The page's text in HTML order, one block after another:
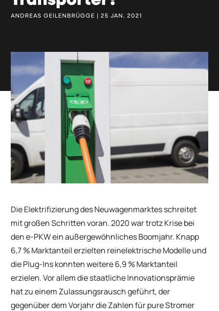
ANDREAS GEILENBRÜGGE | 25 JAN. 2021
Die Elektrifizierung des Neuwagenmarktes schreitet
mit großen Schritten voran. 2020 war trotz Krise bei
den e-PKW ein außergewöhnliches Boomjahr. Knapp
6,7 % Marktanteil erzielten reinelektrische Modelle und
die Plug-Ins konnten weitere 6,9 % Marktanteil
erzielen. Vor allem die staatliche Innovationsprämie
hat zu einem Zulassungsrausch geführt, der
gegenüber dem Vorjahr die Zahlen für pure Stromer